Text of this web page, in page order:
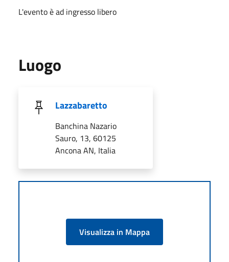
L'evento è ad ingresso libero
Luogo
Lazzabaretto
Banchina Nazario
Sauro, 13, 60125
Ancona AN, Italia
Visualizza in Mappa